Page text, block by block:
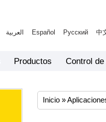
العربية Español Русский 中
Productos Control
Inicio »